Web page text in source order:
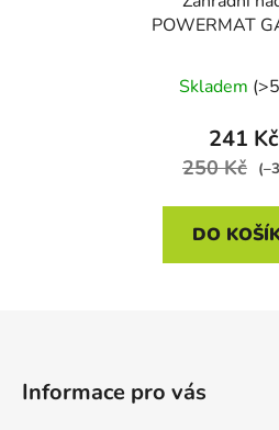
POWERMAT
vrstvá
Skladem
241 Kč
250 Kč
DO
Informace pro vás